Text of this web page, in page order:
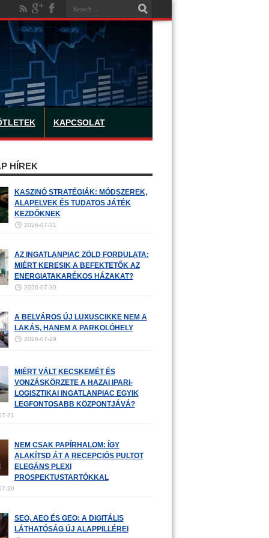
KAPCSOLAT
HÍREK
KASZINÓ STRATÉGIÁK: MÓDSZEREK,
ALAPELVEK ÉS TUDATOS JÁTÉK
KEZDŐKNEK
2026-07-31
AZ INGATLANPIAC ZÖLD FORDULATA:
MIÉRT KERESIK A BEFEKTETŐK AZ
ENERGIATAKARÉKOS HÁZAKAT?
2026-07-30
A BELVÁROS ÚJ LUXUSCIKKE NEM A
LAKÁS, HANEM A PARKOLÓHELY
2026-07-29
MIÉRT VÁLT KECSKEMÉT ÉS
VONZÁSKÖRZETE A HAZAI IPARI-
LOGISZTIKAI INGATLANPIAC EGYIK
LEGFONTOSABB KÖZPONTJÁVÁ?
21
NEM CSAK PAPÍRHALOM: ÍGY
ALAKÍTSD ÁT A RECEPCIÓS PULTOT
ELEGÁNS PLEXI
PROSPEKTUSTARTÓKKAL
20
SEO, AEO ÉS GEO: A DIGITÁLIS
LÁTHATÓSÁG ÚJ ALAPPILLÉREI